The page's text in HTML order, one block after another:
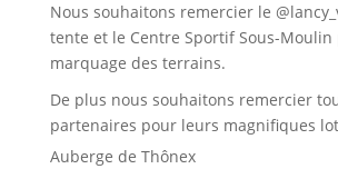
Nous souhaitons remercier le
tente et le Centre Sportif Sous-Moulin
marquage des terrains.
De plus nous souhaitons remercier
partenaires pour leurs magnifiques
Auberge de Thônex